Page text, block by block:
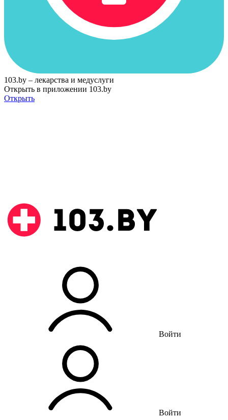
103.by – лекарства и медуслуги
Открыть в приложении 103.by
Открыть
Войти
Войти